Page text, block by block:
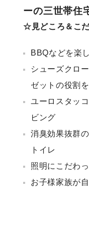
理想の暮らしを
家具まで標準
身体に優しい
耐震等級3 &
徹底したコス
頑丈で長持ちの
ーの三世帯住
☆見どころ＆こ
BBQなどを楽
シューズクロ
ゼットの役割
ユーロスタッ
ビング
消臭効果抜群
トイレ
照明にこだわ
お子様家族が